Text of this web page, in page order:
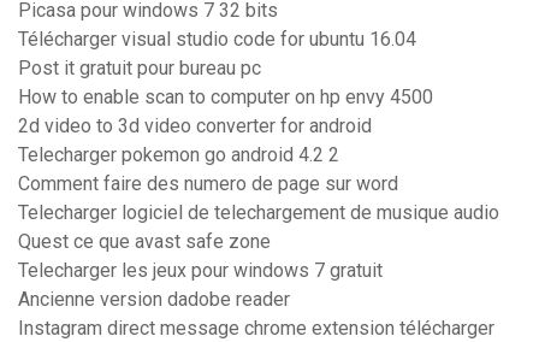
Picasa pour windows 7 32 bits
Télécharger visual studio code for ubuntu 16.04
Post it gratuit pour bureau pc
How to enable scan to computer on hp envy 4500
2d video to 3d video converter for android
Telecharger pokemon go android 4.2 2
Comment faire des numero de page sur word
Telecharger logiciel de telechargement de musique audio
Quest ce que avast safe zone
Telecharger les jeux pour windows 7 gratuit
Ancienne version dadobe reader
Instagram direct message chrome extension télécharger